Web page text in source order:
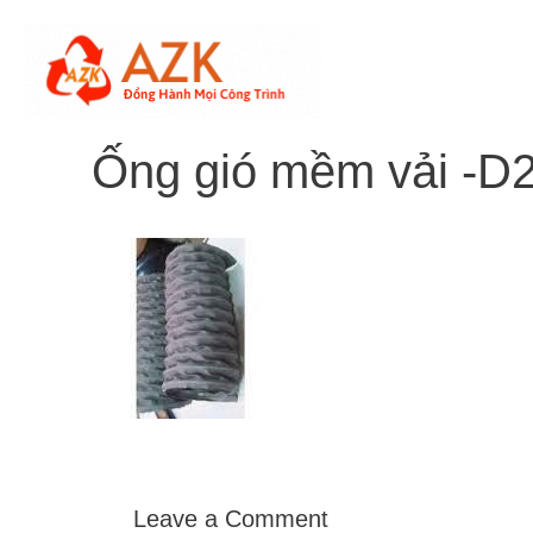
content
Ống gió mềm vải -
Leave a Comment